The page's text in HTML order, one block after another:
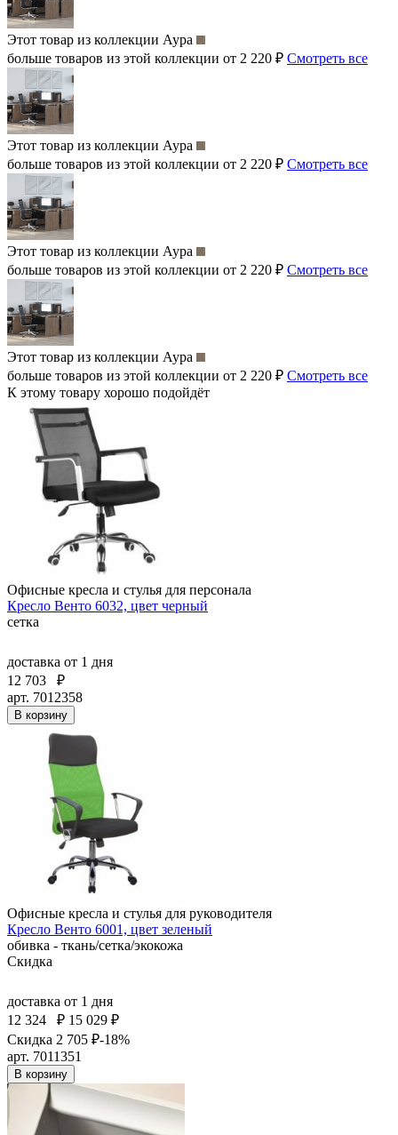
Этот товар из коллекции Аура
больше товаров из этой коллекции от 2 220 ₽ Смотреть все
Этот товар из коллекции Аура
больше товаров из этой коллекции от 2 220 ₽ Смотреть все
Этот товар из коллекции Аура
больше товаров из этой коллекции от 2 220 ₽ Смотреть все
Этот товар из коллекции Аура
больше товаров из этой коллекции от 2 220 ₽ Смотреть все
К этому товару хорошо подойдёт
Офисные кресла и стулья для персонала
Кресло Венто 6032, цвет черный
сетка
доставка от 1 дня
12 703
₽
арт. 7012358
В корзину
Офисные кресла и стулья для руководителя
Кресло Венто 6001, цвет зеленый
обивка - ткань/сетка/экокожа
Скидка
доставка от 1 дня
12 324
₽ 15 029 ₽
Скидка 2 705 ₽-18%
арт. 7011351
В корзину